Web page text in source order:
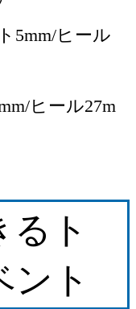
5mm/ヒール
ヒール27m
ト
ント